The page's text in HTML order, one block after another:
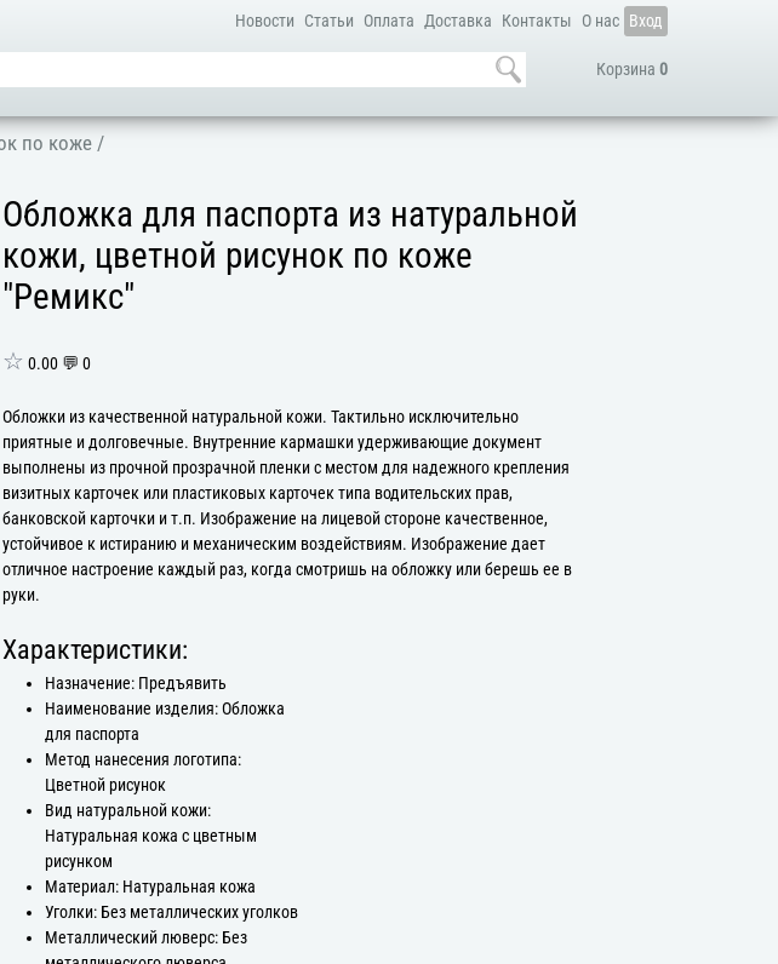
Новости Статьи Оплата Доставка Контакты О нас Вход
Корзина 0
по коже /
Обложка для паспорта из натуральной
кожи, цветной рисунок по коже
"Ремикс"
☆ 0.00 💬 0
Обложки из качественной натуральной кожи. Тактильно исключительно
приятные и долговечные. Внутренние кармашки удерживающие документ
выполнены из прочной прозрачной пленки с местом для надежного крепления
визитных карточек или пластиковых карточек типа водительских прав,
банковской карточки и т.п. Изображение на лицевой стороне качественное,
устойчивое к истиранию и механическим воздействиям. Изображение дает
отличное настроение каждый раз, когда смотришь на обложку или берешь ее в
руки.
Характеристики:
Назначение: Предъявить
Наименование изделия: Обложка
для паспорта
Метод нанесения логотипа:
Цветной рисунок
Вид натуральной кожи:
Натуральная кожа с цветным
рисунком
Материал: Натуральная кожа
Уголки: Без металлических уголков
Металлический люверс: Без